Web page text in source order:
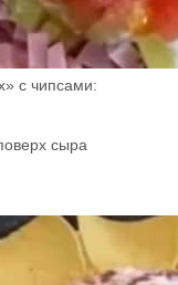
с чипсами:
сыра